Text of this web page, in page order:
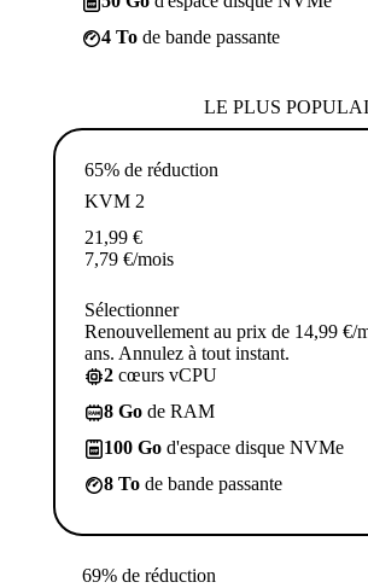
4 To de bande passante
LE PLUS
65% de réduction
KVM 2
21,99 €
7,79 €/mois
Sélectionner
Renouvellement au prix de 14,99 €/
ans. Annulez à tout instant.
2 cœurs vCPU
8 Go de RAM
100 Go d'espace disque NVMe
8 To de bande passante
69% de réduction